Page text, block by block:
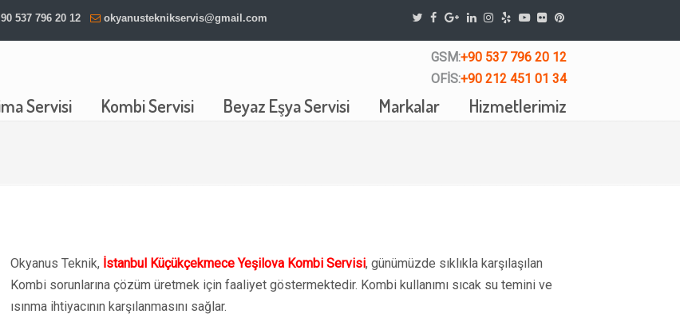
537 796 20 12 okyanusteknikservis@gmail.com
GSM:+90 537 796 20 12
OFİS:+90 212 451 01 34
Servisi Kombi Servisi Beyaz Eşya Servisi Markalar Hizmetlerimiz
Okyanus Teknik, İstanbul Küçükçekmece Yeşilova Kombi Servisi, günümüzde sıklıkla karşılaşılan
Kombi sorunlarına çözüm üretmek için faaliyet göstermektedir. Kombi kullanımı sıcak su temini ve
ısınma ihtiyacının karşılanmasını sağlar.